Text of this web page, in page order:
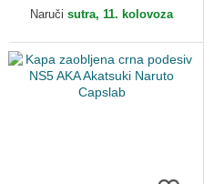
Naruči sutra, 11. kolovoza